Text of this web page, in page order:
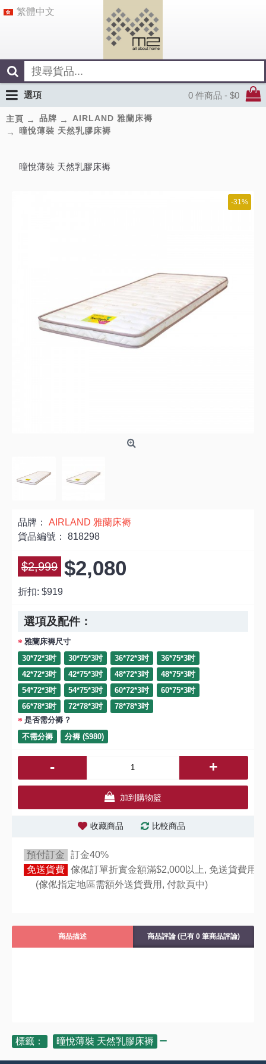
繁體中文
0 件商品 - $0
選項
主頁 品牌
AIRLAND 雅蘭床褥
曈悅薄裝 天然乳膠床褥
曈悅薄裝 天然乳膠床褥
-31%
品牌： AIRLAND 雅蘭床褥
貨品編號： 818298
$2,999 $2,080
折扣: $919
選項及配件：
雅蘭床褥尺寸
30*72*3吋
30*75*3吋 36*72*3吋
36*75*3吋
42*72*3吋
42*75*3吋 48*72*3吋
48*75*3吋
54*72*3吋
54*75*3吋 60*72*3吋
60*75*3吋
66*78*3吋
72*78*3吋
78*78*3吋
是否需分褥 ?
不需分褥
分褥 ($980)
- +
加到購物籃
收藏商品 比較商品
預付訂金
訂金40%
免送貨費 傢俬訂單折實金額滿$2,000以上, 免送貨費用,
(傢俬指定地區需額外送貨費用, 付款頁中)
商品描述 商品評論 (已有 0 筆商品評論)
標籤： 曈悅薄裝 天然乳膠床褥